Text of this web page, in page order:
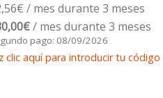
€ / mes durante 3 meses
€/ mes durante 3 meses
pago: 08/09/2026
clic aquí para introducir tu código